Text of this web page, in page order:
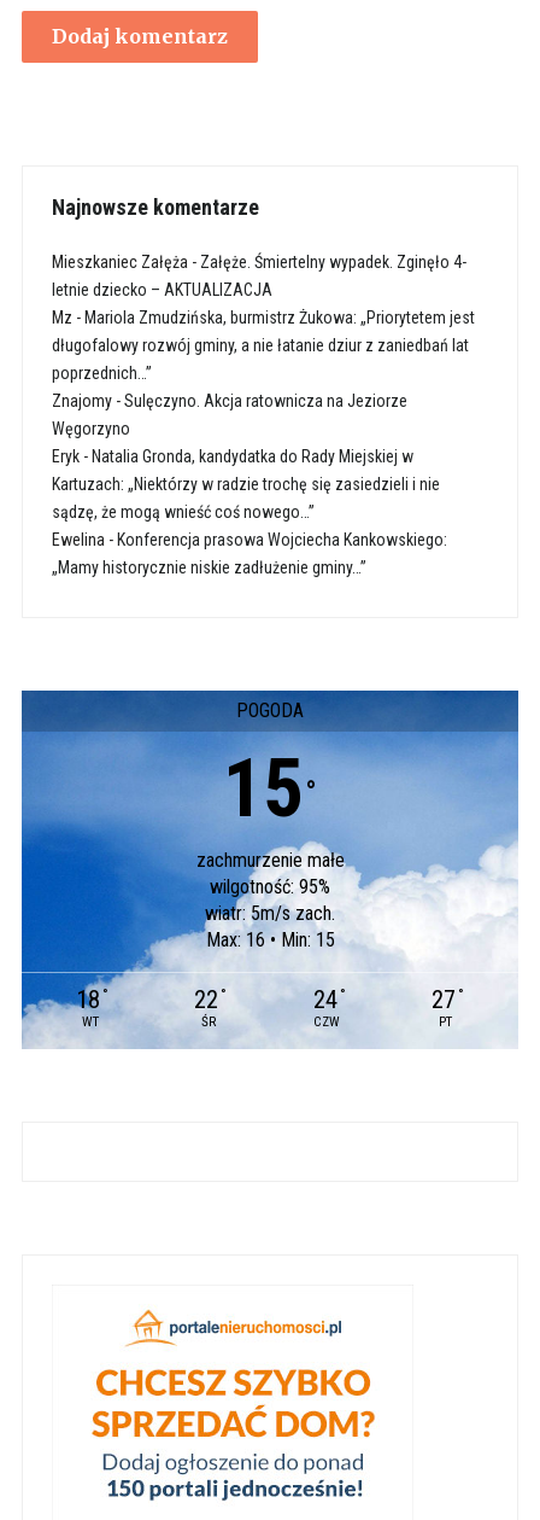
Najnowsze komentarze
Mieszkaniec Załęża - Załęże. Śmiertelny wypadek. Zginęło 4-
letnie dziecko – AKTUALIZACJA
Mz -Mariola Zmudzińska, burmistrz Żukowa: „Priorytetem jest
długofalowy rozwój gminy, a nie łatanie dziur z zaniedbań lat
poprzednich…”
Znajomy-Sulęczyno. Akcja ratownicza na Jeziorze
Węgorzyno
Eryk-Natalia Gronda, kandydatka do Rady Miejskiej w
Kartuzach: „Niektórzy w radzie trochę się zasiedzieli i nie
sądzę, że mogą wnieść coś nowego…”
Ewelina -Konferencja prasowa Wojciecha Kankowskiego:
„Mamy historycznie niskie zadłużenie gminy…”
POGODA
15 °
zachmurzenie małe
wilgotność: 95%
wiatr: 5m/s zach.
Max: 16 • Min: 15
18 °
WT
22 °
ŚR
24 °
CZW
27 °
PT